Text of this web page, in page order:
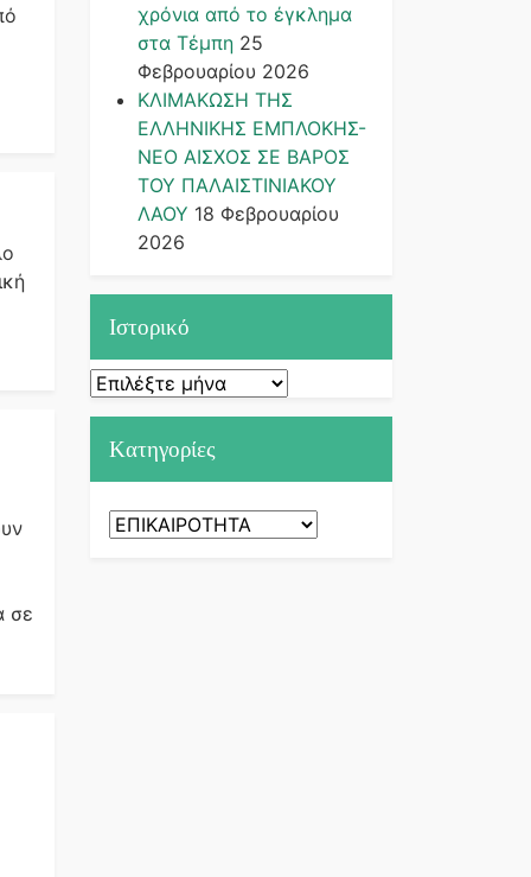
σε
χρόνια από το έγκλημα
στα Τέμπη 25
Φεβρουαρίου 2026
ΚΛΙΜΑΚΩΣΗ ΤΗΣ
ΕΛΛΗΝΙΚΗΣ ΕΜΠΛΟΚΗΣ-
ΝΕΟ ΑΙΣΧΟΣ ΣΕ ΒΑΡΟΣ
ΤΟΥ ΠΑΛΑΙΣΤΙΝΙΑΚΟΥ
ΛΑΟΥ 18 Φεβρουαρίου
2026
Ιστορικό
Ιστορικό
Kατηγορίες
Kατηγορίες